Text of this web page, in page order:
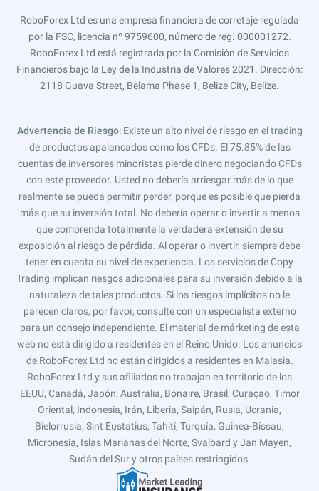
RoboForex Ltd es una empresa financiera de corretaje regulada
por la FSC, licencia nº 9759600, número de reg. 000001272.
RoboForex Ltd está registrada por la Comisión de Servicios
Financieros bajo la Ley de la Industria de Valores 2021. Dirección:
2118 Guava Street, Belama Phase 1, Belize City, Belize.
Advertencia de Riesgo: Existe un alto nivel de riesgo en el trading
de productos apalancados como los CFDs. El 75.85% de las
cuentas de inversores minoristas pierde dinero negociando CFDs
con este proveedor. Usted no debería arriesgar más de lo que
realmente se pueda permitir perder, porque es posible que pierda
más que su inversión total. No debería operar o invertir a menos
que comprenda totalmente la verdadera extensión de su
exposición al riesgo de pérdida. Al operar o invertir, siempre debe
tener en cuenta su nivel de experiencia. Los servicios de Copy
Trading implican riesgos adicionales para su inversión debido a la
naturaleza de tales productos. Si los riesgos implícitos no le
parecen claros, por favor, consulte con un especialista externo
para un consejo independiente. El material de márketing de esta
web no está dirigido a residentes en el Reino Unido. Los anuncios
de RoboForex Ltd no están dirigidos a residentes en Malasia.
RoboForex Ltd y sus afiliados no trabajan en territorio de los
EEUU, Canadá, Japón, Australia, Bonaire, Brasil, Curaçao, Timor
Oriental, Indonesia, Irán, Liberia, Saipán, Rusia, Ucrania,
Bielorrusia, Sint Eustatius, Tahití, Turquía, Guinea-Bissau,
Micronesia, Islas Marianas del Norte, Svalbard y Jan Mayen,
Sudán del Sur y otros países restringidos.